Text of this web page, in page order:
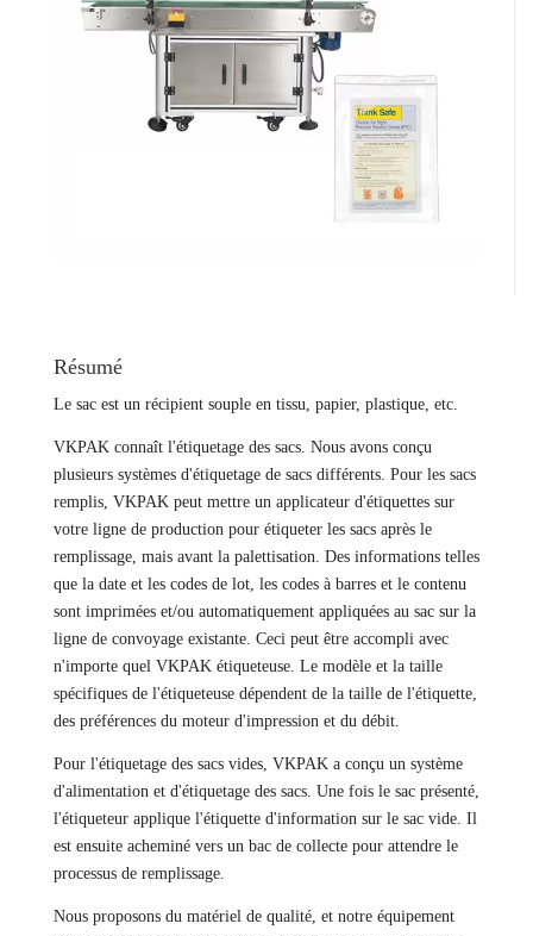
Résumé
Le sac est un récipient souple en tissu, papier, plastique, etc.
VKPAK connaît l'étiquetage des sacs. Nous avons conçu
plusieurs systèmes d'étiquetage de sacs différents. Pour les sacs
remplis, VKPAK peut mettre un applicateur d'étiquettes sur
votre ligne de production pour étiqueter les sacs après le
remplissage, mais avant la palettisation. Des informations telles
que la date et les codes de lot, les codes à barres et le contenu
sont imprimées et/ou automatiquement appliquées au sac sur la
ligne de convoyage existante. Ceci peut être accompli avec
n'importe quel VKPAK étiqueteuse. Le modèle et la taille
spécifiques de l'étiqueteuse dépendent de la taille de l'étiquette,
des préférences du moteur d'impression et du débit.
Pour l'étiquetage des sacs vides, VKPAK a conçu un système
d'alimentation et d'étiquetage des sacs. Une fois le sac présenté,
l'étiqueteur applique l'étiquette d'information sur le sac vide. Il
est ensuite acheminé vers un bac de collecte pour attendre le
processus de remplissage.
Nous proposons du matériel de qualité, et notre équipement